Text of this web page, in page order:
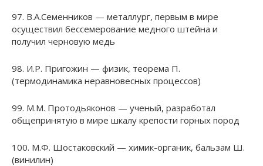
97. В.А.Семенников — металлург, первым в мире
осуществил бессемерование медного штейна и
получил черновую медь
98. И.Р. Пригожин — физик, теорема П.
(термодинамика неравновесных процессов)
99. М.М. Протодьяконов — ученый, разработал
общепринятую в мире шкалу крепости горных пород
100. М.Ф. Шостаковский — химик-органик, бальзам Ш.
(винилин)